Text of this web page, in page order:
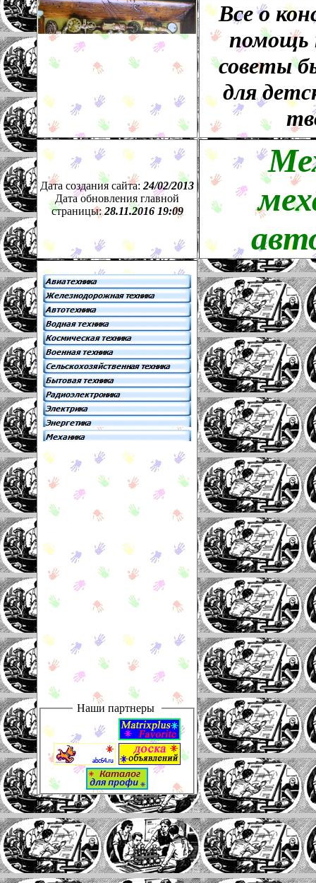
Все о
помощь
советы
для
Дата создания сайта: 24/02/2013
Дата обновления главной
страницы:28.11.2016 19:09
Наши партнеры